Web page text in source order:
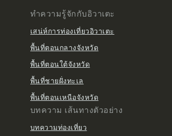
ทำความรู้จักกับอิวาเตะ
เสน่ห์การท่องเที่ยวอิวาเตะ
พื้นที่ตอนกลางจังหวัด
พื้นที่ตอนใต้จังหวัด
พื้นที่ชายฝั่งทะเล
พื้นที่ตอนเหนือจังหวัด
บทความ เส้นทางตัวอย่าง
บทความท่องเที่ยว